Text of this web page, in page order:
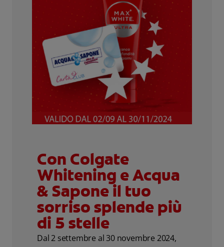
Con Colgate
Whitening e Acqua
& Sapone il tuo
sorriso splende più
di 5 stelle
Dal 2 settembre al 30 novembre 2024,